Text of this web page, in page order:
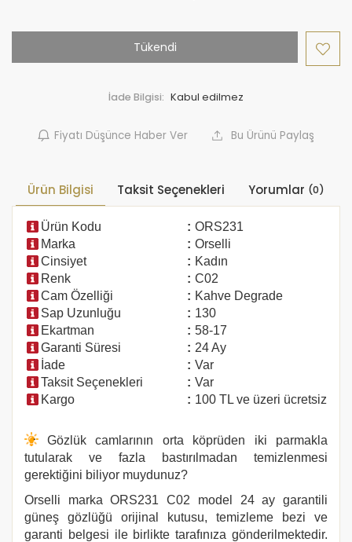
Tükendi
İade Bilgisi:
Fiyatı Düşünce Haber Ver Bu Ürünü Paylaş
Ürün Bilgisi Taksit Seçenekleri Yorumlar (0)
Ürün Kodu : ORS231
Marka
: Orselli
Cinsiyet
: Kadın
Renk
: C02
Cam Özelliği
: Kahve Degrade
Sap Uzunluğu
: 130
Ekartman
: 58-17
Garanti Süresi
: 24 Ay
İade
: Var
Taksit Seçenekleri
: Var
Kargo
: 100 TL ve üzeri ücretsiz
Gözlük camlarının orta köprüden iki parmakla
tutularak ve fazla bastırılmadan temizlenmesi
gerektiğini biliyor muydunuz?
Orselli markaORS231 C02 model 24 ay garantili
güneş gözlüğü orijinal kutusu, temizleme bezi ve
garanti belgesi ile birlikte tarafınıza gönderilmektedir.